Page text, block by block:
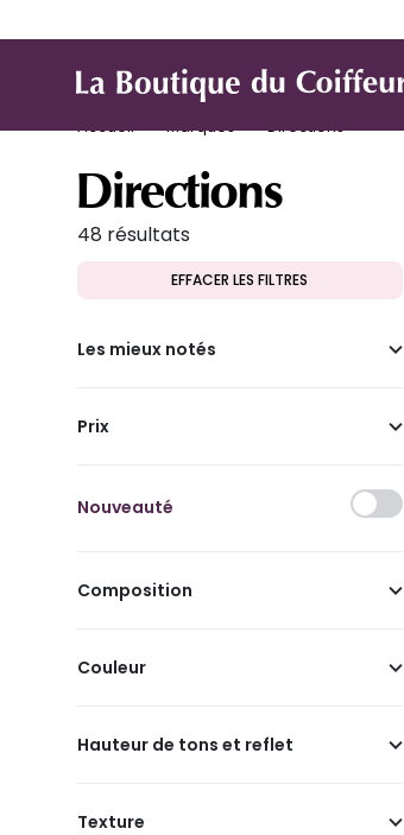
Marques Produit de coiffure
Accueil
Marques Directions
Directions
48 résultats
EFFACER LES FILTRES
Les mieux notés
Prix
Nouveauté
Composition
Couleur
Hauteur de tons et reflet
Texture